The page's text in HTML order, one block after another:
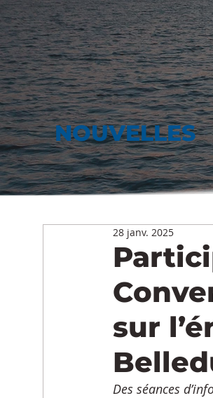
NOUVELLES
sur
28 janv. 2025
Des séances